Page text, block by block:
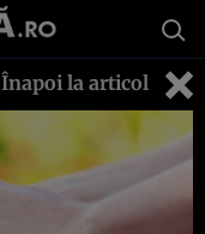
Înapoi la articol